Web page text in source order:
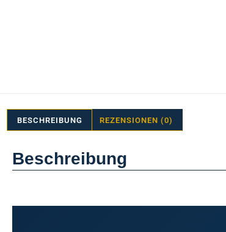
BESCHREIBUNG REZENSIONEN (0)
Beschreibung